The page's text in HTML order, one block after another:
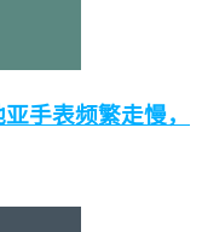
手表频繁走慢，